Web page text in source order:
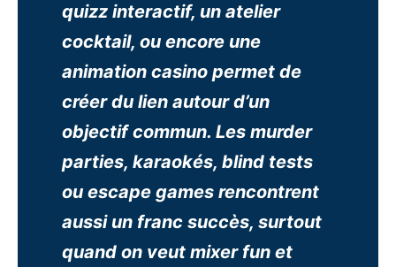
quizz interactif, un atelier
cocktail, ou encore une
animation casino permet de
créer du lien autour d’un
objectif commun. Les murder
parties, karaokés, blind tests
ou escape games rencontrent
aussi un franc succès, surtout
quand on veut mixer fun et